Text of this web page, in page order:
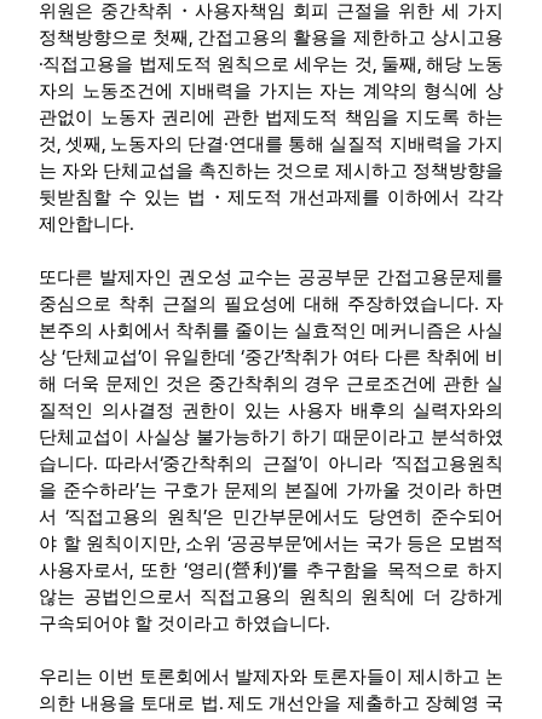
위원은 중간착취
・사용자책임 회피 근절을 위한 세 가지
정책방향으로 첫째 , 간접고용의 활용을 제한하고 상시고용
·직접고용을 법제도적 원칙으로 세우는 것, 둘째 , 해당 노동
자의 노동조건에 지배력을 가지는 자는 계약의 형식에 상
관없이 노동자 권리에 관한 법제도적 책임을 지도록 하는
것, 셋째 , 노동자의 단결·연대를 통해 실질적 지배력을 가지
는 자와 단체교섭을 촉진하는 것으로 제시하고 정책방향을
뒷받침할 수 있는 법
・제도적 개선과제를 이하에서 각각
제안합니다.
또다른 발제자인 권오성 교수는 공공부문 간접고용문제를
중심으로 착취 근절의 필요성에 대해 주장하였습니다. 자
본주의 사회에서 착취를 줄이는 실효적인 메커니즘은 사실
상‘단체교섭’이 유일한데‘중간’착취가 여타 다른 착취에 비
해 더욱 문제인 것은 중간착취의 경우 근로조건에 관한 실
질적인 의사결정 권한이 있는 사용자 배후의 실력자와의
단체교섭이 사실상 불가능하기 하기 때문이라고 분석하였
습니다. 따라서‘중간착취의 근절’이 아니라 ‘직접고용원칙
을 준수하라’는 구호가 문제의 본질에 가까울 것이라 하면
서 ‘직접고용의 원칙’은 민간부문에서도 당연히 준수되어
야 할 원칙이지만, 소위 ‘공공부문’에서는 국가 등은 모범적
사용자로서 , 또한‘영리 (營利 )’를 추구함을 목적으로 하지
않는 공법인으로서 직접고용의 원칙의 원칙에 더 강하게
구속되어야 할 것이라고 하였습니다.
우리는 이번 토론회에서 발제자와 토론자들이 제시하고 논
의한 내용을 토대로 법. 제도 개선안을 제출하고 장혜영 국